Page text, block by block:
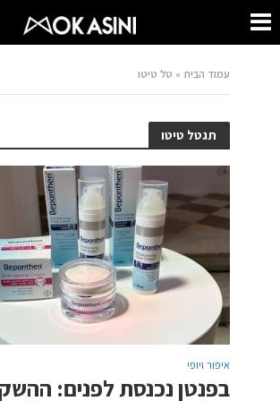
עמוד הבית » טל טיטו
תגטל טיטו
איפור ויופי
בפנטן נכנסת לפנים: